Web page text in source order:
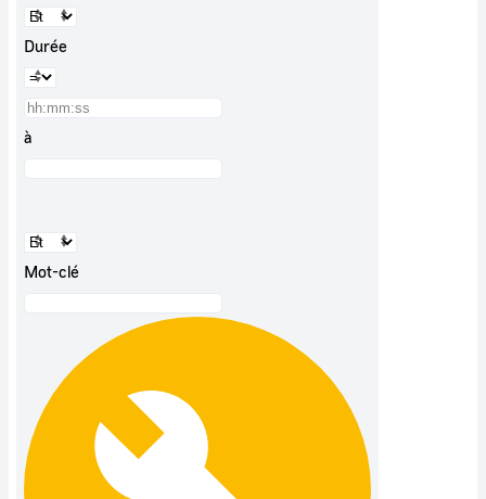
Durée
à
Mot-clé